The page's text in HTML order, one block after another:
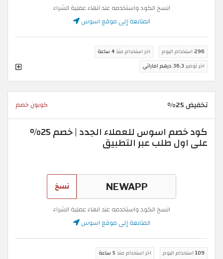
انسخ الكود واستخدمه عند انهاء عملية الشراء
المتابعة إلى موقع اسوس
296 استخدام اليوم اخر استخدام منذ4 ساعة
اخر توفير 36.3 درهم اماراتي
تخفيض 25% كوبون خصم
كود خصم اسوس للعملاء الجدد | خصم 25%
على اول طلب عبر التطبيق
نسخ
انسخ الكود واستخدمه عند انهاء عملية الشراء
المتابعة إلى موقع اسوس
109 استخدام اليوم اخر استخدام منذ 5 ساعة